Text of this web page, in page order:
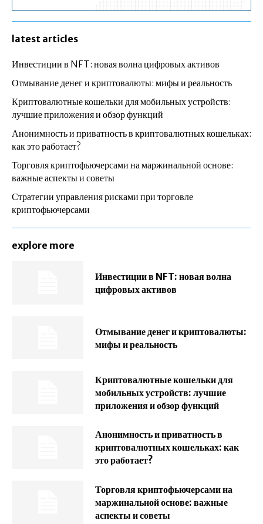
latest articles
Инвестиции в NFT: новая волна цифровых активов
Отмывание денег и криптовалюты: мифы и реальность
Криптовалютные кошельки для мобильных устройств:
лучшие приложения и обзор функций
Анонимность и приватность в криптовалютных кошельках:
как это работает?
Торговля криптофьючерсами на маржинальной основе:
важные аспекты и советы
Стратегии управления рисками при торговле
криптофьючерсами
explore more
Инвестиции в NFT: новая волна
цифровых активов
Отмывание денег и криптовалюты:
мифы и реальность
Криптовалютные кошельки для
мобильных устройств: лучшие
приложения и обзор функций
Анонимность и приватность в
криптовалютных кошельках: как
это работает?
Торговля криптофьючерсами на
маржинальной основе: важные
аспекты и советы